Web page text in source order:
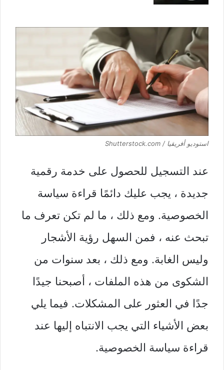
استوديو أفريقيا / Shutterstock.com
عند التسجيل للحصول على خدمة رقمية
جديدة ، يجب عليك دائمًا قراءة سياسة
الخصوصية. ومع ذلك ، ما لم تكن تعرف ما
تبحث عنه ، فمن السهل رؤية الأشجار
وليس الغابة. ومع ذلك ، بعد سنوات من
الشكوى من هذه الملفات ، أصبحنا جيدًا
جدًا في العثور على المشكلات. فيما يلي
بعض الأشياء التي يجب الانتباه إليها عند
قراءة سياسة الخصوصية.